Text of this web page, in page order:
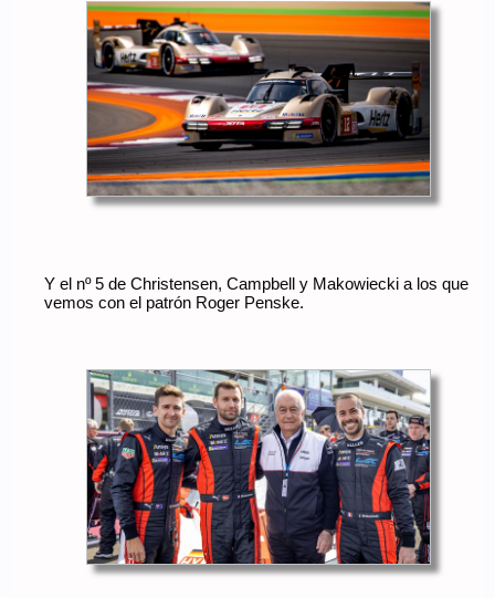
Y el nº 5 de Christensen, Campbell y Makowiecki a los que
vemos con el patrón Roger Penske.